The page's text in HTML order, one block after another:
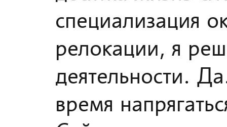
специализация
релокации, я
деятельности.
время